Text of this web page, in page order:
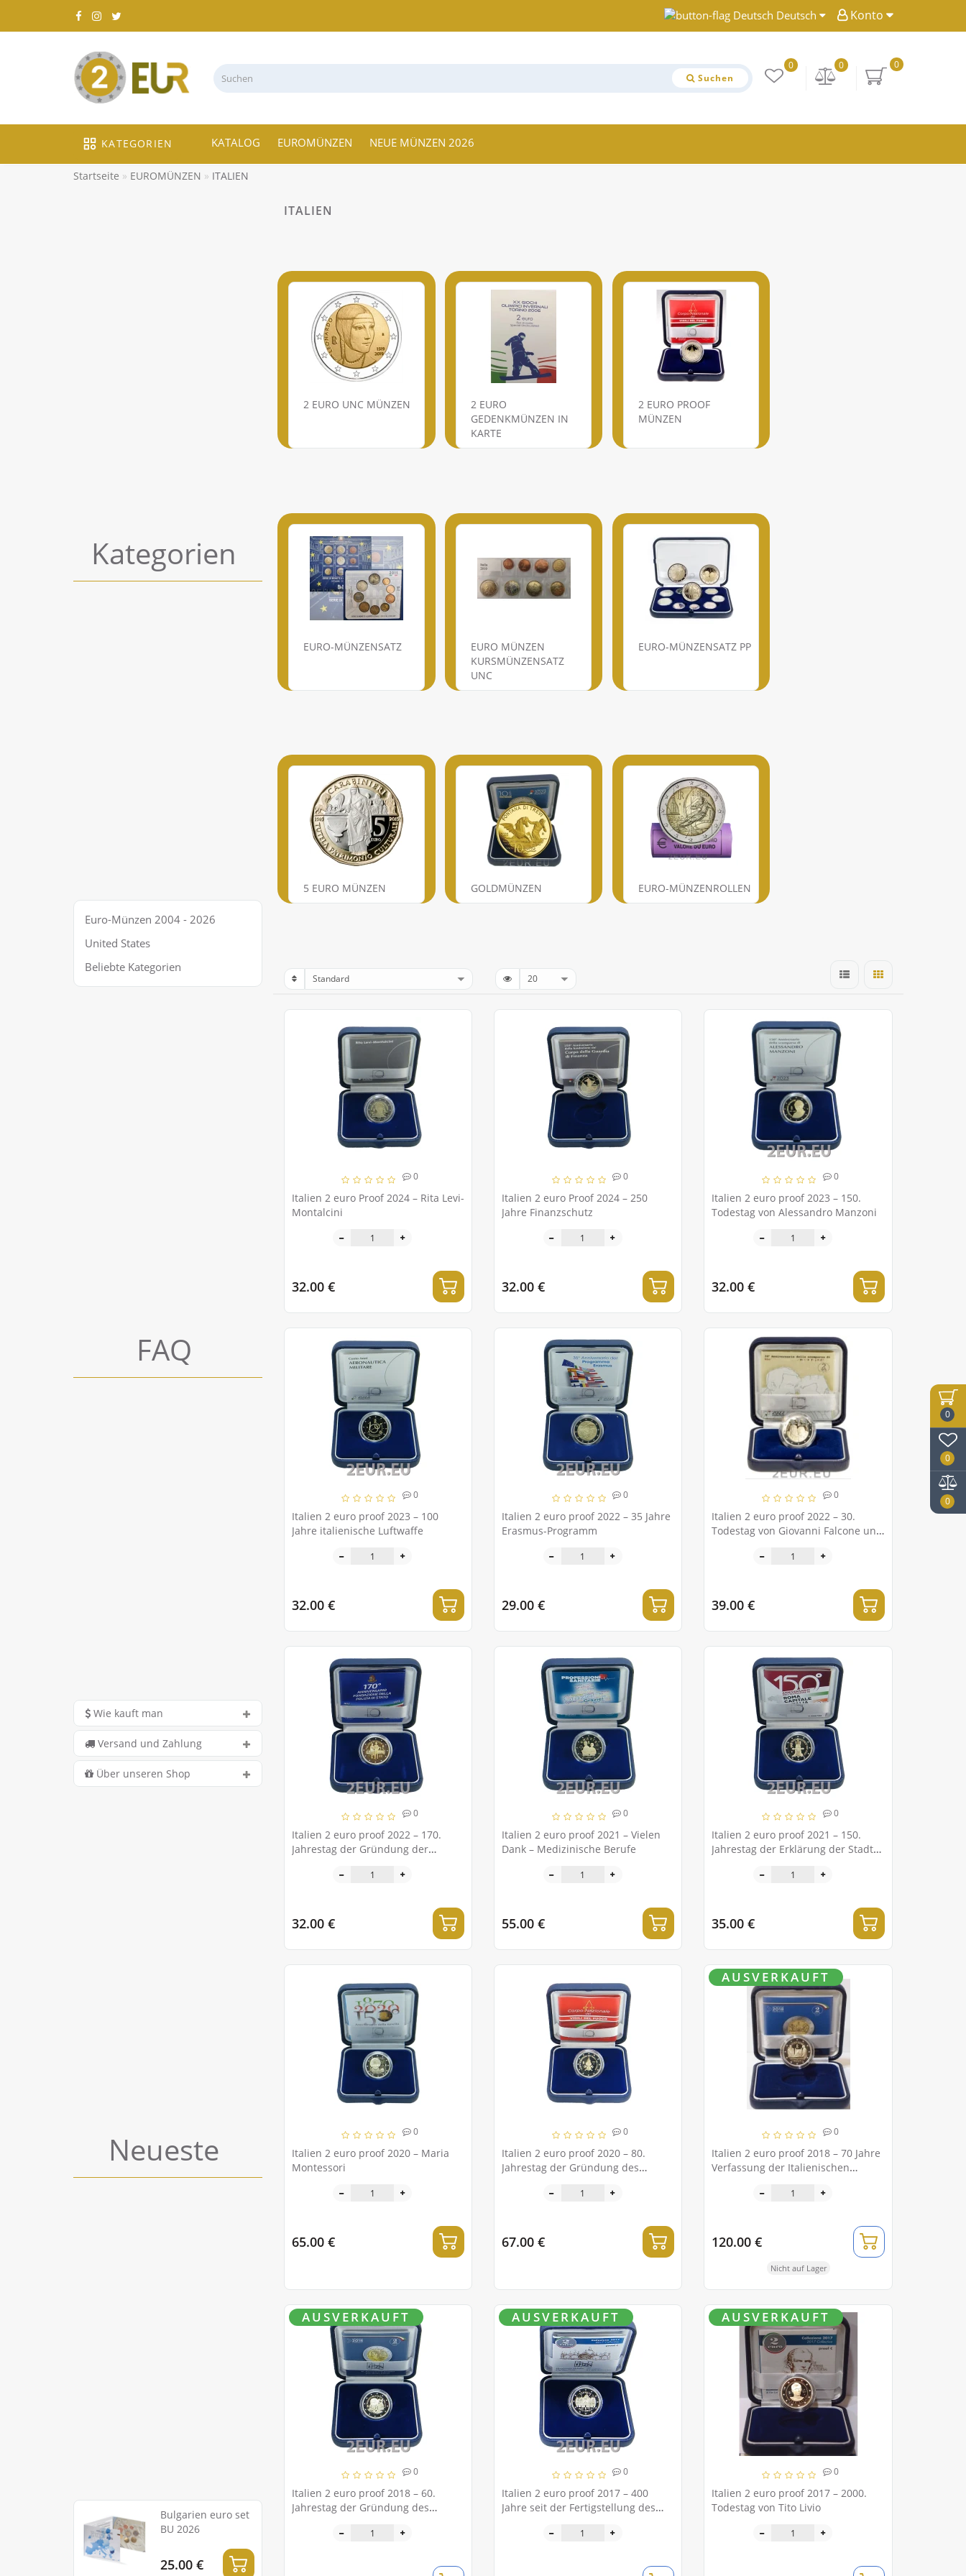
0
0
0
Konto
Deutsch
Suchen
0
0
0
KATEGORIEN KATALOG EUROMÜNZEN NEUE MÜNZEN 2026
Startseite EUROMÜNZEN ITALIEN
Kategorien
Euro-Münzen 2004 - 2026
United States
Beliebte Kategorien
FAQ
Wie kauft man
Versand und Zahlung
Über unseren Shop
Neueste
Bulgarien euro set
BU 2026
25.00 €
ITALIEN
2 EURO UNC MÜNZEN
2 EURO
GEDENKMÜNZEN IN
KARTE
2 EURO PROOF
MÜNZEN
EURO-MÜNZENSATZ
EURO MÜNZEN
KURSMÜNZENSATZ
UNC
EURO-MÜNZENSATZ PP
5 EURO MÜNZEN GOLDMÜNZEN EURO-MÜNZENROLLEN
0
Italien 2 euro Proof 2024 – Rita Levi-
Montalcini
32.00 €
0
Italien 2 euro Proof 2024 – 250
Jahre Finanzschutz
32.00 €
0
Italien 2 euro proof 2023 – 150.
Todestag von Alessandro Manzoni
32.00 €
0
Italien 2 euro proof 2023 – 100
Jahre italienische Luftwaffe
32.00 €
0
Italien 2 euro proof 2022 – 35 Jahre
Erasmus-Programm
29.00 €
0
Italien 2 euro proof 2022 – 30.
Todestag von Giovanni Falcone und
39.00 €
0
Italien 2 euro proof 2022 – 170.
Jahrestag der Gründung der
32.00 €
0
Italien 2 euro proof 2021 – Vielen
Dank – Medizinische Berufe
55.00 €
0
Italien 2 euro proof 2021 – 150.
Jahrestag der Erklärung der Stadt
35.00 €
0
Italien 2 euro proof 2020 – Maria
Montessori
65.00 €
0
Italien 2 euro proof 2020 – 80.
Jahrestag der Gründung des
67.00 €
0
Italien 2 euro proof 2018 – 70 Jahre
Verfassung der Italienischen
AUSVERKAUFT
120.00 €
Nicht auf Lager
0
Italien 2 euro proof 2018 – 60.
Jahrestag der Gründung des
Gesundheitsministeriums 1958
AUSVERKAUFT
0
Italien 2 euro proof 2017 – 400
Jahre seit der Fertigstellung des
AUSVERKAUFT
0
Italien 2 euro proof 2017 – 2000.
Todestag von Tito Livio
AUSVERKAUFT